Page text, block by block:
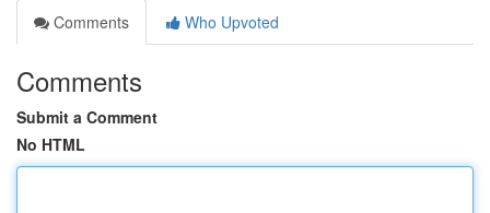
Comments
Who Upvoted
Comments
Submit a Comment
No HTML